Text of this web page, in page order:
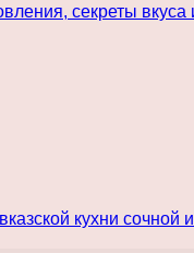
секреты
кухни сочной